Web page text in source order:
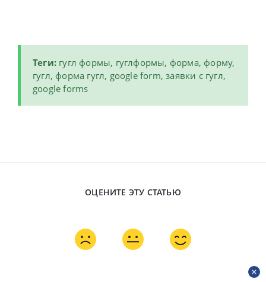
Теги: гугл формы, гуглформы, форма, форму,
гугл, форма гугл, google form, заявки с гугл,
google forms
ОЦЕНИТЕ ЭТУ СТАТЬЮ